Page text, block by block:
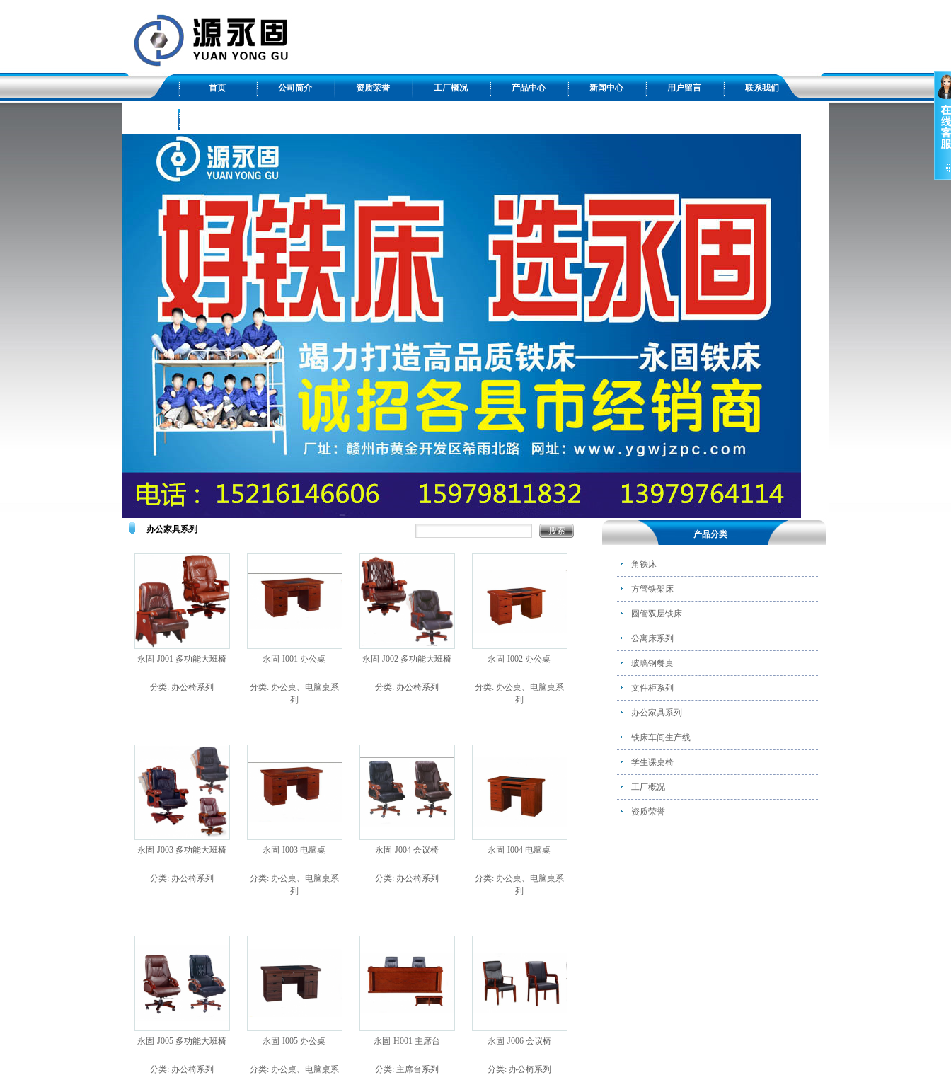
首页 公司简介 资质荣誉 工厂概况 产品中心 新闻中心 用户留言 联系我们
办公家具系列
永固-J001 多功能大班椅
分类: 办公椅系列
永固-I001 办公桌
分类: 办公桌、电脑桌系
列
永固-J002 多功能大班椅
分类: 办公椅系列
永固-I002 办公桌
分类: 办公桌、电脑桌系
列
永固-J003 多功能大班椅
分类: 办公椅系列
永固-I003 电脑桌
分类: 办公桌、电脑桌系
列
永固-J004 会议椅
分类: 办公椅系列
永固-I004 电脑桌
分类: 办公桌、电脑桌系
列
永固-J005 多功能大班椅
分类: 办公椅系列
永固-I005 办公桌
分类: 办公桌、电脑桌系
永固-H001 主席台
分类: 主席台系列
永固-J006 会议椅
分类: 办公椅系列
产品分类
角铁床
方管铁架床
圆管双层铁床
公寓床系列
玻璃钢餐桌
文件柜系列
办公家具系列
铁床车间生产线
学生课桌椅
工厂概况
资质荣誉